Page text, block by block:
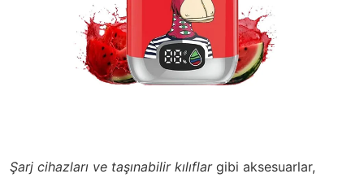
Şarj cihazları ve taşınabilir kılıflargibi aksesuarlar,